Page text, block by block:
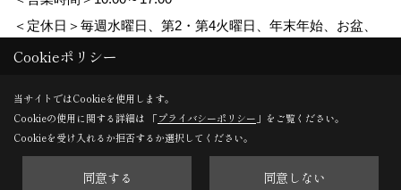
＜定休日＞毎週水曜日、第2・第4火曜日、年末年始、お盆、
ゴールデンウィーク、夏季休暇
Copyright (c) TAKANO CONSTRUCTION CO.,LTD. All Rights Reserved.
Cookieポリシー
当サイトではCookieを使用します。
Cookieの使用に関する詳細は 「プライバシーポリシー 」をご覧ください。
Cookieを受け入れるか拒否するか選択してください。
同意する 同意しない